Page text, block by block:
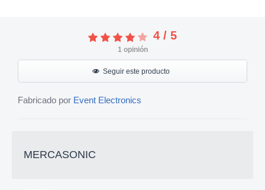
4 / 5
1opinión
Seguir este producto
Fabricado por Event Electronics
MERCASONIC